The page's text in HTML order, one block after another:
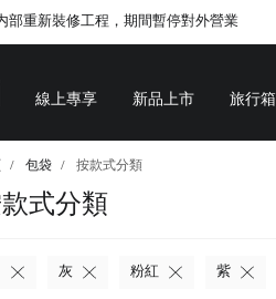
部重新裝修工程，期間暫停對外營業
線上專享 新品上市 旅行箱
包袋 按款式分類
式分類
灰 粉紅 紫